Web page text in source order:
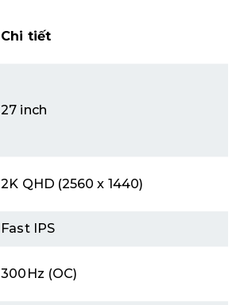
Chi tiết
27 inch
2K QHD (2560 x 1440)
Fast IPS
300Hz (OC)